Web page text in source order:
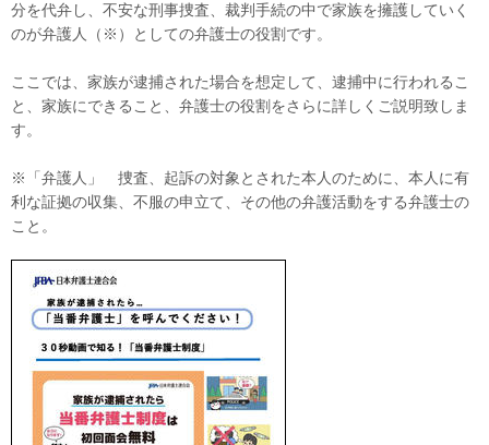
分を代弁し、不安な刑事捜査、裁判手続の中で家族を擁護していく
のが弁護人（※）としての弁護士の役割です。
ここでは、家族が逮捕された場合を想定して、逮捕中に行われるこ
と、家族にできること、弁護士の役割をさらに詳しくご説明致しま
す。
※「弁護人」 捜査、起訴の対象とされた本人のために、本人に有
利な証拠の収集、不服の申立て、その他の弁護活動をする弁護士の
こと。